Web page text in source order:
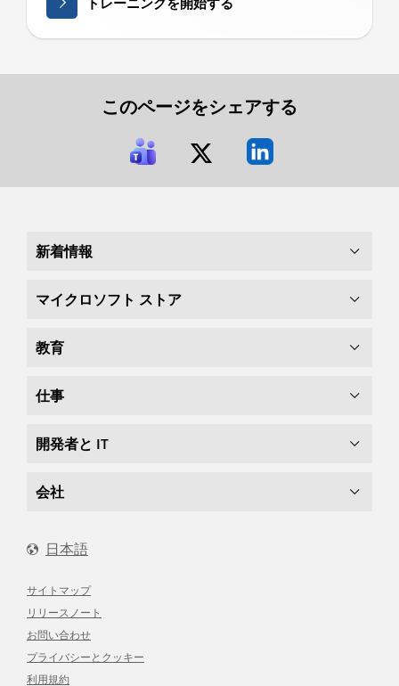
このページをシェアする
新着情報
マイクロソフト ストア
教育
仕事
開発者と IT
会社
日本語
サイトマップ
リリースノート
お問い合わせ
プライバシーとクッキー
利用規約